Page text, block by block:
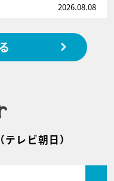
2026.08.08
（テレビ朝日）